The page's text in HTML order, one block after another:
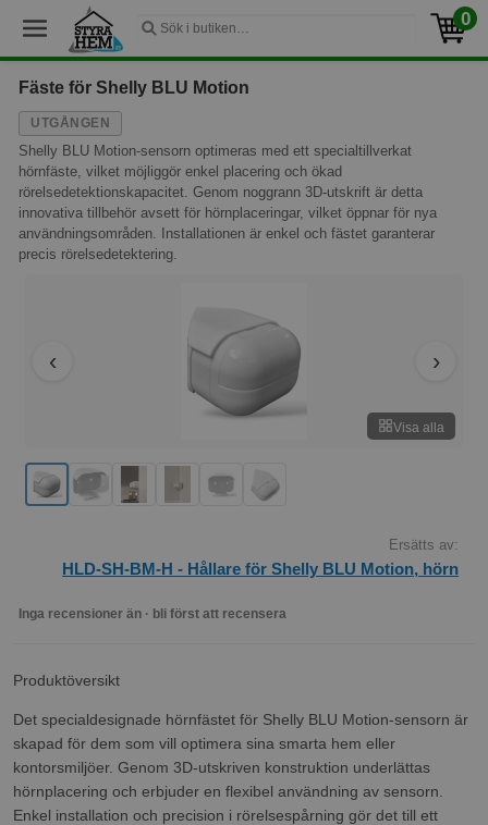
0
Fäste för Shelly BLU Motion
UTGÅNGEN
Shelly BLU Motion-sensorn optimeras med ett specialtillverkat
hörnfäste, vilket möjliggör enkel placering och ökad
rörelsedetektionskapacitet. Genom noggrann 3D-utskrift är detta
innovativa tillbehör avsett för hörnplaceringar, vilket öppnar för nya
användningsområden. Installationen är enkel och fästet garanterar
precis rörelsedetektering.
Visa alla
Ersätts av:
HLD-SH-BM-H - Hållare för Shelly BLU Motion, hörn
Inga recensioner än · bli först att recensera
Produktöversikt
Det specialdesignade hörnfästet för Shelly BLU Motion-sensorn är
skapad för dem som vill optimera sina smarta hem eller
kontorsmiljöer. Genom 3D-utskriven konstruktion underlättas
hörnplacering och erbjuder en flexibel användning av sensorn.
Enkel installation och precision i rörelsespårning gör det till ett